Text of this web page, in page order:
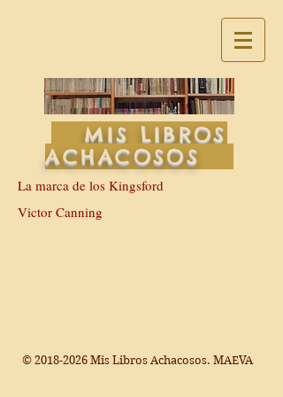
MIS LIBROS
ACHACOSOS
La marca de los Kingsford
Victor Canning
© 2018-2026 Mis Libros Achacosos. MAEVA